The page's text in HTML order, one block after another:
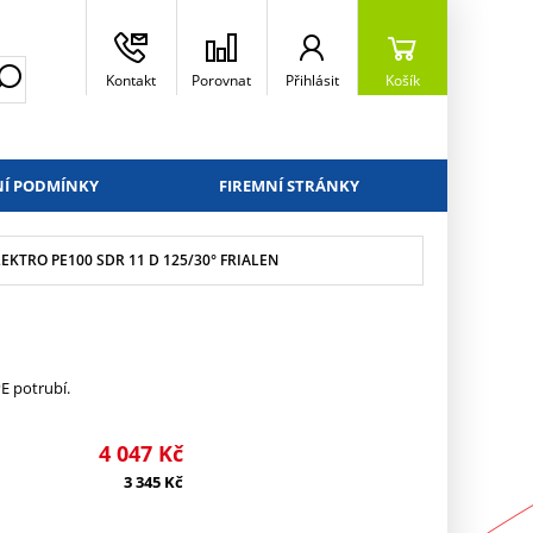
Kontakt Porovnat Přihlásit Košík
PODMÍNKY FIREMNÍ STRÁNKY
PE100 SDR 11 D 125/30° FRIALEN
potrubí.
4 047 Kč
3 345 Kč